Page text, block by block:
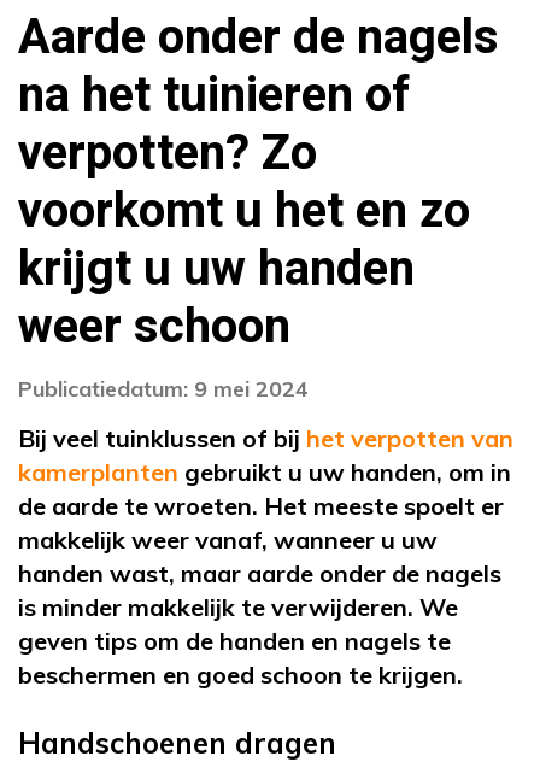
Aarde onder de nagels
na het tuinieren of
verpotten? Zo
voorkomt u het en zo
krijgt u uw handen
weer schoon
Publicatiedatum: 9 mei 2024
Bij veel tuinklussen of bij het verpotten van
kamerplanten gebruikt u uw handen, om in
de aarde te wroeten. Het meeste spoelt er
makkelijk weer vanaf, wanneer u uw
handen wast, maar aarde onder de nagels
is minder makkelijk te verwijderen. We
geven tips om de handen en nagels te
beschermen en goed schoon te krijgen.
Handschoenen dragen